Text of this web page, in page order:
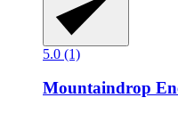
5.0 (1)
Mountaindrop